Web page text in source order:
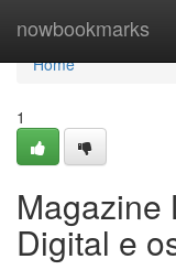
nowbookmarks
Home
Home
1
Magazine
Digital e